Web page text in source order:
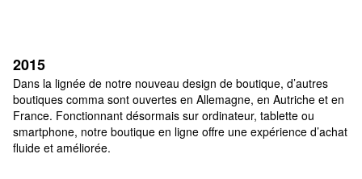
2015
Dans la lignée de notre nouveau design de boutique, d’autres
boutiques comma sont ouvertes en Allemagne, en Autriche et en
France. Fonctionnant désormais sur ordinateur, tablette ou
smartphone, notre boutique en ligne offre une expérience d’achat
fluide et améliorée.